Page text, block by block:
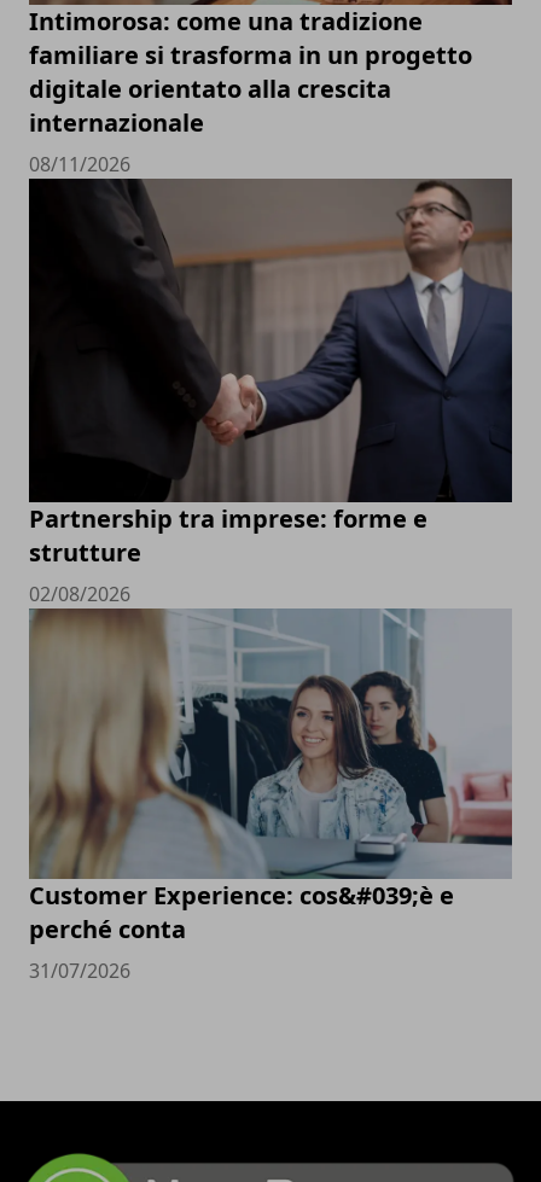
Intimorosa: come una tradizione
familiare si trasforma in un progetto
digitale orientato alla crescita
internazionale
08/11/2026
Partnership tra imprese: forme e
strutture
02/08/2026
Customer Experience: cos&#039;è e
perché conta
31/07/2026